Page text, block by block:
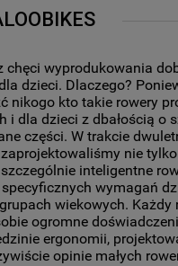
chęci wyprodukowania
dzieci. Dlaczego?
nikogo kto takie rowery
i dla dzieci z dbałością o
części. W trakcie
nie
inteligentne
wymagań
wiekowych. Każdy
ogromne
ergonomii,
opinie małych